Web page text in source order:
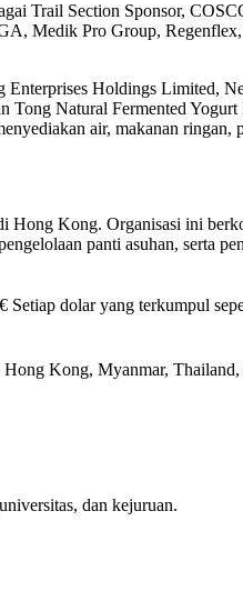
Trail Section Sponsor,
Medik Pro Group,
Holdings Limited,
Natural Fermented
air, makanan ringan,
Kong. Organisasi ini
panti asuhan, serta
Setiap dolar yang terkumpul
Kong, Myanmar,
dan kejuruan.